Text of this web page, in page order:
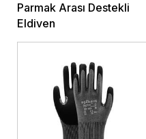
Parmak Arası Destekli
Eldiven